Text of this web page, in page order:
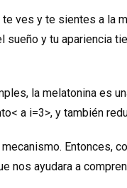
ves y te sientes a la
y tu apariencia
la melatonina es
a i=3>, y también
Entonces,
nos ayudara a